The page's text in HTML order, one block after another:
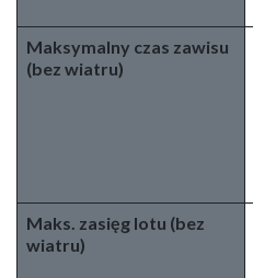
Maksymalny czas zawisu
(bez wiatru)
Maks. zasięg lotu (bez
wiatru)